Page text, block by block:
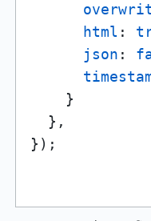
html :
json :
    }
  },